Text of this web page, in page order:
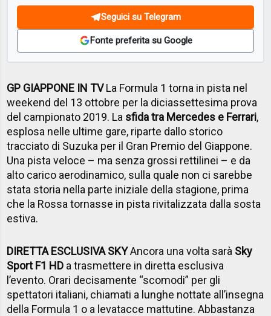
Seguici su Telegram
Fonte preferita su Google
GP GIAPPONE IN TVLa Formula 1 torna in pista nel
weekend del 13 ottobre per la diciassettesima prova
del campionato 2019. La sfida tra Mercedes e Ferrari,
esplosa nelle ultime gare, riparte dallo storico
tracciato di Suzuka per il Gran Premio del Giappone.
Una pista veloce – ma senza grossi rettilinei – e da
alto carico aerodinamico, sulla quale non ci sarebbe
stata storia nella parte iniziale della stagione, prima
che la Rossa tornasse in pista rivitalizzata dalla sosta
estiva.
DIRETTA ESCLUSIVA SKYAncora una volta sarà Sky
Sport F1 HD a trasmettere in diretta esclusiva
l’evento. Orari decisamente “scomodi” per gli
spettatori italiani, chiamati a lunghe nottate all’insegna
della Formula 1 o a levatacce mattutine. Abbastanza